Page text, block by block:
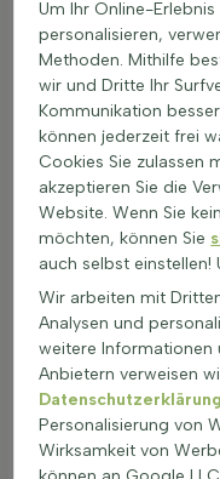
schönen Kontrast zu
Astilben passen gut zu
Blütenstände im
Kombination von
Stauden ist nicht nur
pflegeleicht. Diese
winterhart, was sie
macht. Immergrüne
besonders geeignet für
kalten Jahreszeit grün
laubhaltigen
entsteht ein
Kombinationen sind
das ganze Jahr über
Standortwahl &
Immergrüne Farne,
ganzjährig grüne
halbschattige
Um Ihr Online-
personalisieren,
Methoden. Mithilfe
wir und Dritte Ihr
Kommunikation
können jederzeit frei
Cookies Sie zulassen
akzeptieren Sie die
Website. Wenn Sie
möchten, können Sie
auch selbst einstellen!
Wir arbeiten mit
Analysen und
weitere Informationen
Anbietern verweisen
Datenschutzerklärung
Personalisierung von
Wirksamkeit von